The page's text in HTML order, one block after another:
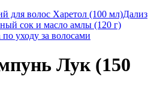
для волос Харетол (100 мл)Дализ
сок и масло амлы (120 г)
уходу за волосами
Лук (150